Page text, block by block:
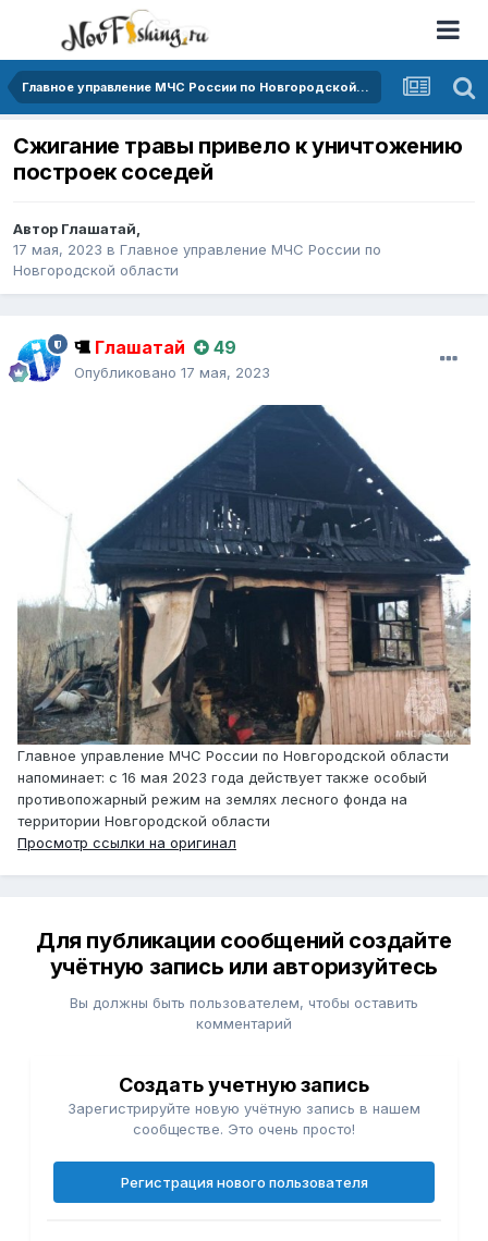
Главное управление МЧС России по Новгородской области
Сжигание травы привело к уничтожению
построек соседей
Автор Глашатай,
17 мая, 2023 в Главное управление МЧС России по
Новгородской области
Глашатай 49
Опубликовано 17 мая, 2023
Главное управление МЧС России по Новгородской области
напоминает: с 16 мая 2023 года действует также особый
противопожарный режим на землях лесного фонда на
территории Новгородской области
Просмотр ссылки на оригинал
Для публикации сообщений создайте
учётную запись или авторизуйтесь
Вы должны быть пользователем, чтобы оставить
комментарий
Создать учетную запись
Зарегистрируйте новую учётную запись в нашем
сообществе. Это очень просто!
Регистрация нового пользователя